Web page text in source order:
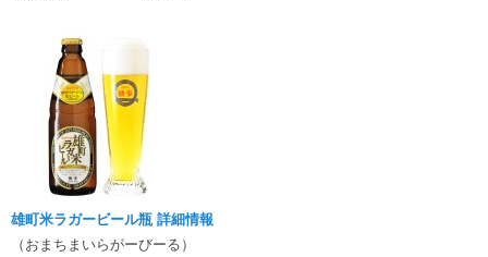
雄町米ラガービール瓶 詳細情報
（おまちまいらがーびーる）